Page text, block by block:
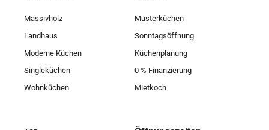
Massivholz
Landhaus
Moderne Küchen
Singleküchen
Wohnküchen
Musterküchen
Sonntagsöffnung
Küchenplanung
0 % Finanzierung
Mietkoch